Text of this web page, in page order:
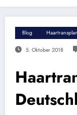
Blog
5. Oktober 2018